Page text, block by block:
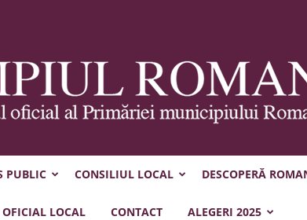
Municipiul
PUBLIC CONSILIUL LOCAL DESCOPERĂ
LOCAL CONTACT ALEGERI 2025